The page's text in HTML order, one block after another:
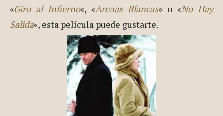
«Giro al Infierno«, «Arenas Blancas» o «No Hay
Salida«, esta película puede gustarte.